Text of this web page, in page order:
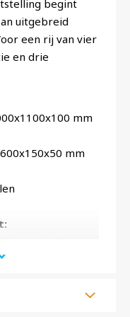
begint
uitgebreid
een rij van vier
en drie
mm
mm